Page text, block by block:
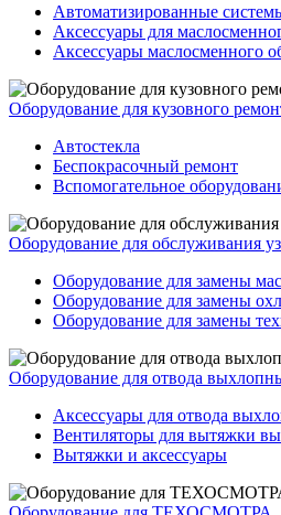
Автоматизированные
Аксессуары для
Аксессуары маслосменного
Оборудование для кузовного
Автостекла
Беспокрасочный ремонт
Вспомогательное
Оборудование для обслуживания
Оборудование для замены
Оборудование для замены
Оборудование для замены
Оборудование для отвода
Аксессуары для отвода
Вентиляторы для вытяжки
Вытяжки и аксессуары